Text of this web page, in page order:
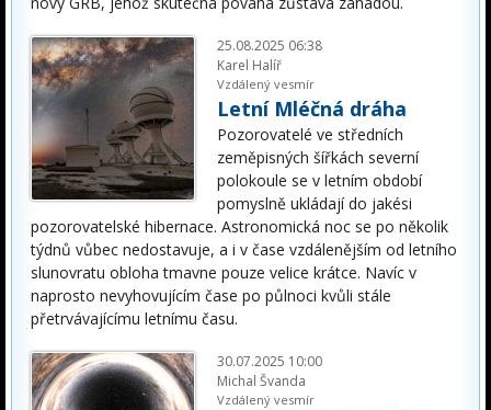
25.08.2025 06:38
Karel Halíř
Vzdálený vesmír
Letní Mléčná dráha
Pozorovatelé ve středních
zeměpisných šířkách severní
polokoule se v letním období
pomyslně ukládají do jakési
pozorovatelské hibernace. Astronomická noc se po několik
týdnů vůbec nedostavuje, a i v čase vzdálenějším od letního
slunovratu obloha tmavne pouze velice krátce. Navíc v
naprosto nevyhovujícím čase po půlnoci kvůli stále
přetrvávajícímu letnímu času.
30.07.2025 10:00
Michal Švanda
Vzdálený vesmír